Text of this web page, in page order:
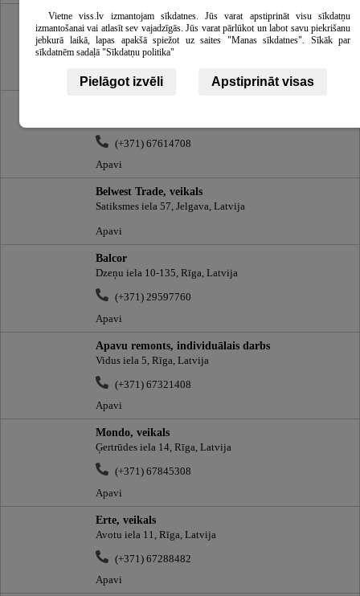
Anneks, veikals
Grēcinieku iela 1, Rīga, Latvija
(+371) 67228479
Apavi
(+371) 67614708
Apavi
Belwest Trade, veikals
Satiksmes iela 57, Jelgava, Latvija
Apavi
Balcor
Dzeņu iela 10-135, Rīga, Latvija
(+371) 29597760
Apavi
Apavu remonts, individuālais darbs
Vidus iela 5, Rīga, Latvija
(+371) 67321408
Apavi
Mondo, veikals
Ģertrūdes iela 14, Rīga, Latvija
(+371) 67845308
Apavi
Erte, veikals
Avotu iela 11, Rīga, Latvija
(+371) 67288482
Apavi
Vietne viss.lv izmantojam sīkdatnes. Jūs varat apstiprināt visu sīkdatņu
izmantošanai vai atlasīt sev vajadzīgās. Jūs varat pārlūkot un labot savu piekrišanu
jebkurā laikā, lapas apakšā spiežot uz saites "Manas sīkdatnes". Sīkāk par
sīkdatnēm sadaļā "Sīkdatņu politika"
Pielāgot izvēli Apstiprināt visas